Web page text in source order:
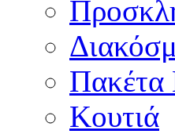
Πακέτα
Κουτιά